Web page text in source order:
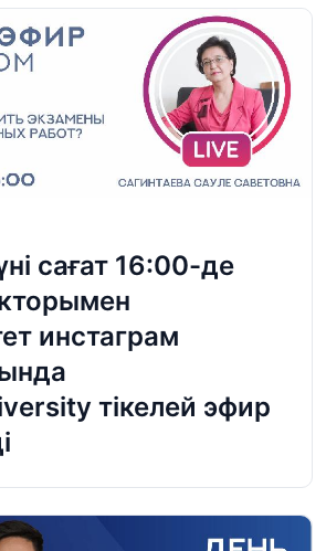
сағат 16:00-де
инстаграм
тікелей эфир